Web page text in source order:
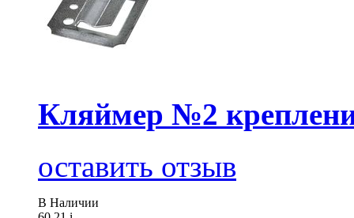
Кляймер №2
оставить отзыв
В Наличии